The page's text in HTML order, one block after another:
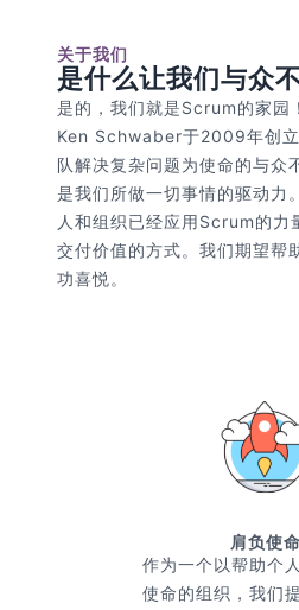
关于我们
是什么让我们与众
是的，我们就是Scrum的家园
Ken Schwaber于2009年创
队解决复杂问题为使命的与众
是我们所做一切事情的驱动力
人和组织已经应用Scrum的力
交付价值的方式。我们期望帮
功喜悦。
肩负使命
作为一个以帮助个
使命的组织，我们